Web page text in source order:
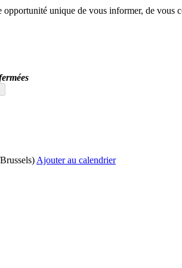
opportunité unique de vous informer, de
) Ajouter au calendrier